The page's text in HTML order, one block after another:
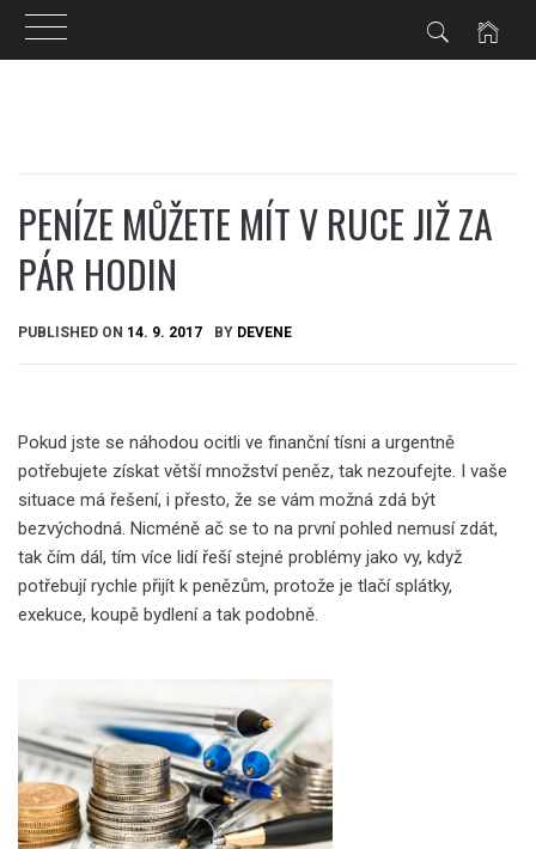
PENÍZE MŮŽETE MÍT V RUCE JIŽ ZA
PÁR HODIN
PUBLISHED ON 14. 9. 2017 BY DEVENE
Pokud jste se náhodou ocitli ve finanční tísni a urgentně
potřebujete získat větší množství peněz, tak nezoufejte. I vaše
situace má řešení, i přesto, že se vám možná zdá být
bezvýchodná. Nicméně ač se to na první pohled nemusí zdát,
tak čím dál, tím více lidí řeší stejné problémy jako vy, když
potřebují rychle přijít k penězům, protože je tlačí splátky,
exekuce, koupě bydlení a tak podobně.